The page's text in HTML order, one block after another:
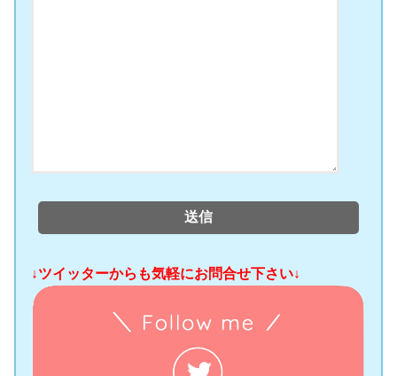
↓ツイッターからも気軽にお問合せ下さい↓